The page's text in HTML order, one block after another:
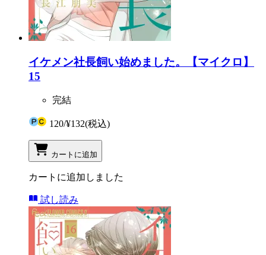
イケメン社長飼い始めました。【マイクロ】
15
完結
120/¥132(税込)
カートに追加
カートに追加しました
試し読み